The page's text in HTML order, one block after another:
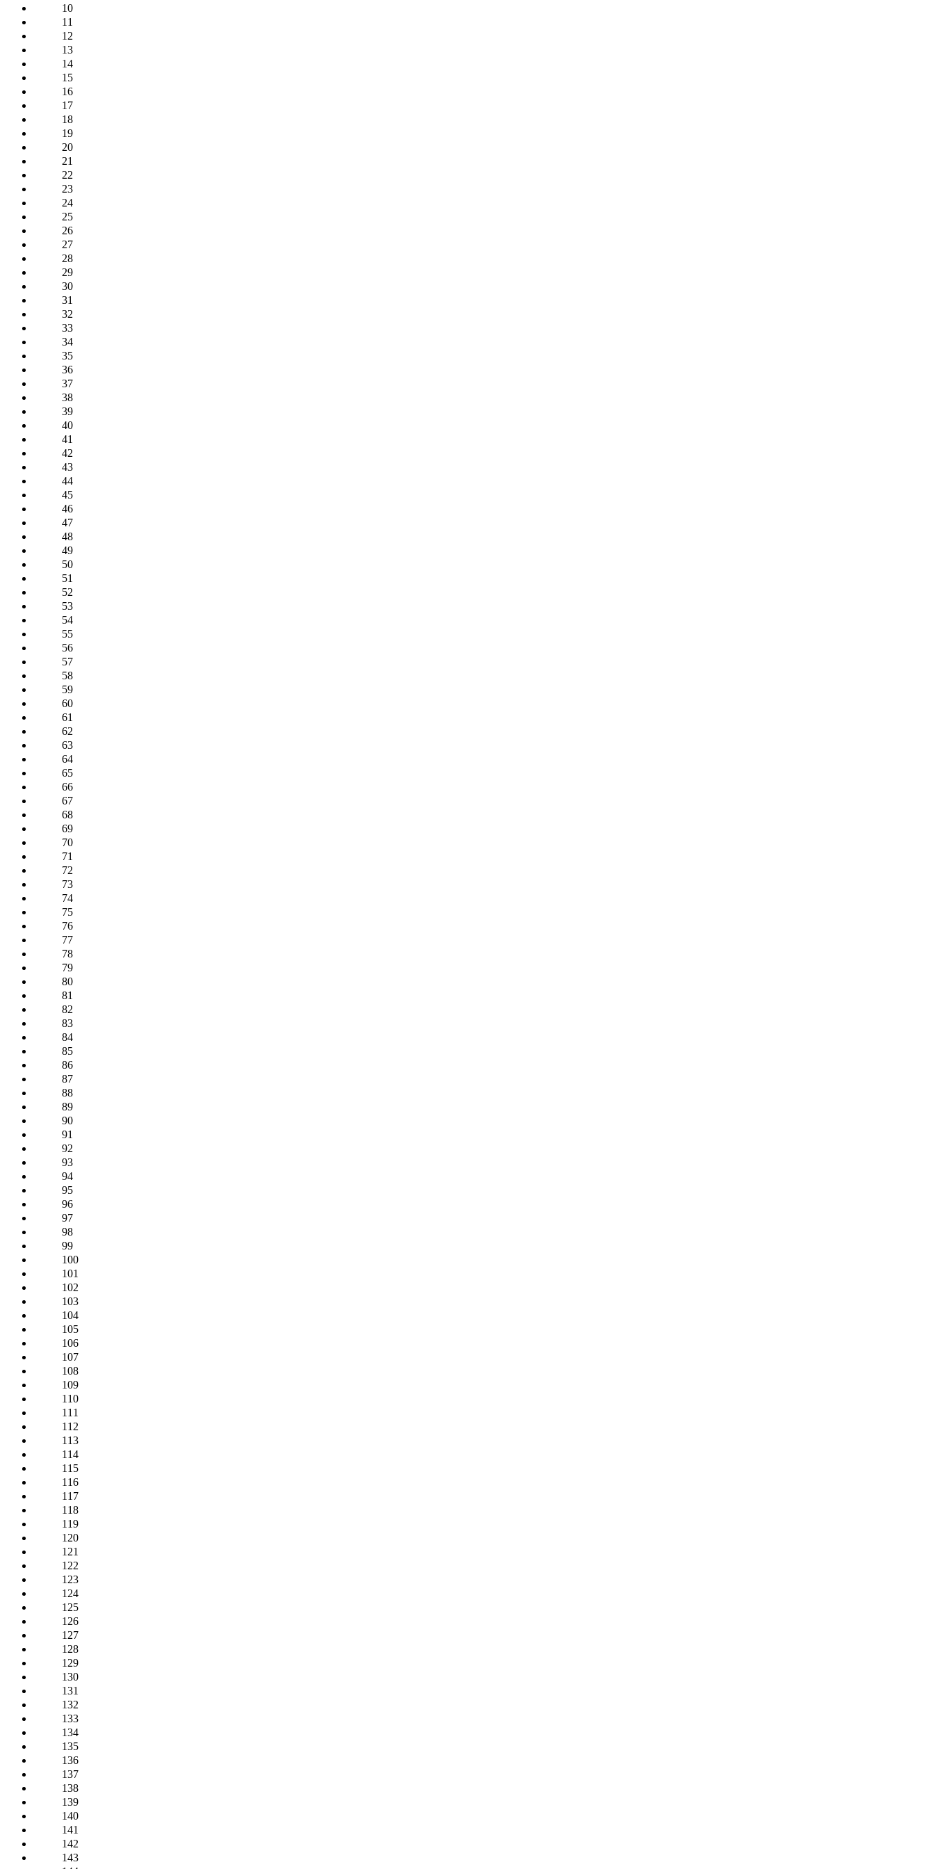
10
11
12
13
14
15
16
17
18
19
20
21
22
23
24
25
26
27
28
29
30
31
32
33
34
35
36
37
38
39
40
41
42
43
44
45
46
47
48
49
50
51
52
53
54
55
56
57
58
59
60
61
62
63
64
65
66
67
68
69
70
71
72
73
74
75
76
77
78
79
80
81
82
83
84
85
86
87
88
89
90
91
92
93
94
95
96
97
98
99
100
101
102
103
104
105
106
107
108
109
110
111
112
113
114
115
116
117
118
119
120
121
122
123
124
125
126
127
128
129
130
131
132
133
134
135
136
137
138
139
140
141
142
143